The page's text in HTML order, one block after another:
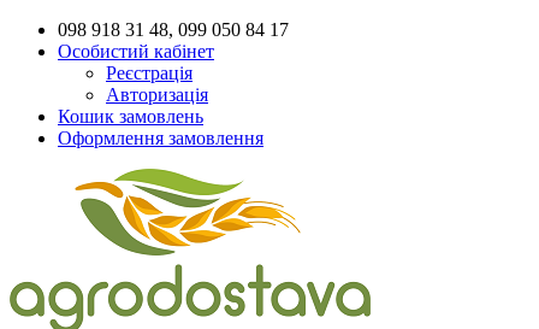
098 918 31 48, 099 050 84 17
Особистий кабінет
Реєстрація
Авторизація
Кошик замовлень
Оформлення замовлення